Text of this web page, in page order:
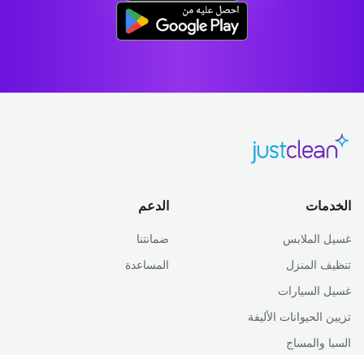
الخدمات
غسيل الملابس
تنظيف المنزل
غسيل السيارات
تزيين الحيوانات الأليفة
السبا والمساج
الدعم
ضمانتنا
المساعدة